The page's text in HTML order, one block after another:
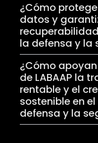
¿Cómo protege
datos y
la defensa y la
¿Cómo
de LABAAP la
rentable y el
sostenible en
defensa y la